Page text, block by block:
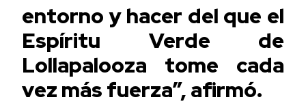
entorno y hacer del que el
Espíritu Verde de
Lollapalooza tome cada
vez más fuerza”, afirmó.